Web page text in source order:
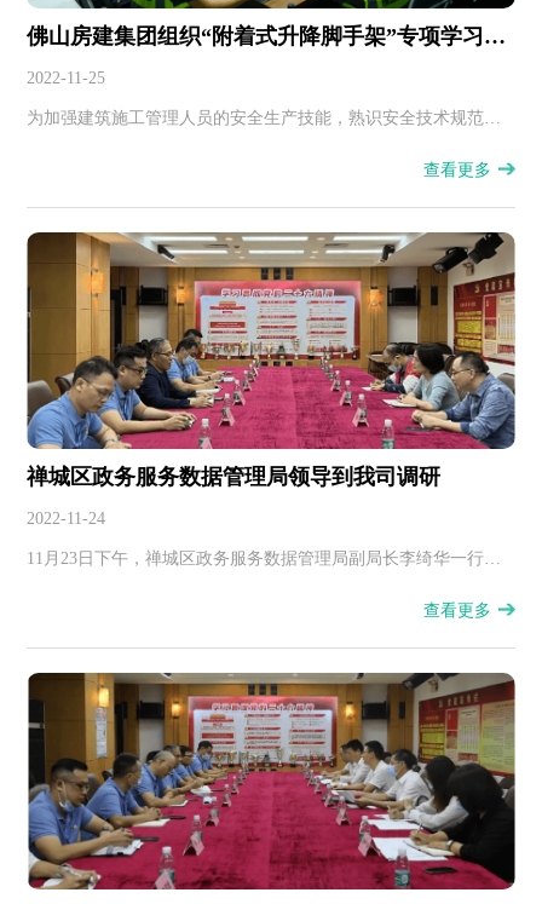
佛山房建集团组织“附着式升降脚手架”专项学习活
动
2022-11-25
为加强建筑施工管理人员的安全生产技能，熟识安全技术规范、
查看更多
禅城区政务服务数据管理局领导到我司调研
2022-11-24
​11月23日下午，禅城区政务服务数据管理局副局长李绮华一行到
查看更多